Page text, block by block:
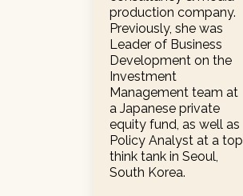
production company.
Previously, she was
Leader of Business
Development on the
Investment
Management team at
a Japanese private
equity fund, as well as
Policy Analyst at a top
think tank in Seoul,
South Korea.